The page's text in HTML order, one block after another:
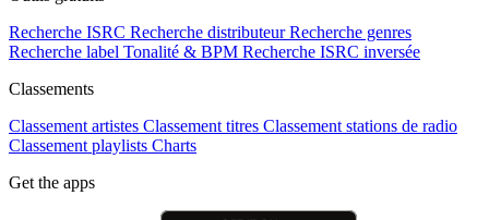
Recherche ISRC Recherche distributeur Recherche genres
Recherche label Tonalité & BPM Recherche ISRC inversée
Classements
Classement artistes Classement titres Classement stations de radio
Classement playlists Charts
Get the apps